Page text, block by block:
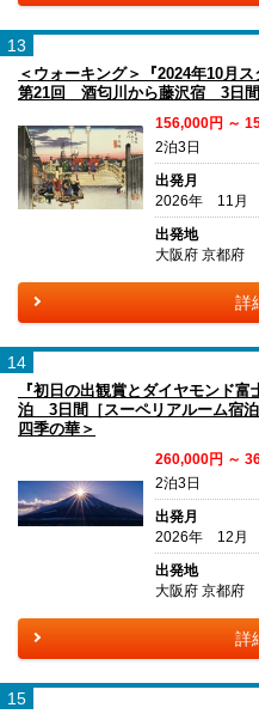
13
＜ウォーキング＞『2024年10月
第21回 酒匂川から藤沢宿 3日間
156,000円 ～
2泊3日
出発月
2026年 11月
出発地
大阪府 京都府
詳
14
『初日の出観賞とダイヤモンド
泊 3日間［スーペリアルーム宿
四季の華＞
260,000円 ～
2泊3日
出発月
2026年 12月
出発地
大阪府 京都府
詳
15